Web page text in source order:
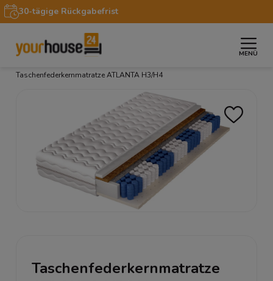
30-tägige Rückgabefrist
MENÜ
Startseite » Möbel
Taschenfederkernmatratze ATLANTA H3/H4
Taschenfederkernmatratze